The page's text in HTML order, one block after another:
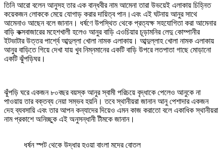
তিনি আরো বলেন আনুসহ তার এক বান্ধবীর নাম আমেনা তারা উভয়েই এলাকায় চিহ্নিত
কয়েকজন লোককে মেয়ে যোগাড় করার দায়িত্ব পান।এবং এই ঘটনায় আনুর সাথে
আমেনাও আছেন বলে জানান। ধর্ষণে উপস্থিত থেকে প্রত্যক্ষ সহযোগিতা করা আমেনার
বাড়ি কক্সবাজারের মহেশখালী হলেও আনুর বাড়ি এওচিয়ার চূড়ামনির লেদু কোম্পানীর
ইটভাটার উত্তর পার্শ্বে আব্দুল্লা খোলা নামক এলাকায়। আব্দুল্লাহ খোলা নামক এলাকায়
আনুর বাড়িতে গিয়ে দেখা যায় খুব নিম্নমানের একটি বাড়ি উপরে লতপাতা গাছে মোড়ানো
একটি ঝুঁপড়িঘর।
ঝুঁপড়ি ঘরে একজন ৮০বছর বয়স্ক আনুর স্বামী পরিচয়ে বৃদ্ধাকে পেলেও আনুকে না
পাওয়ায় তার বক্তব্য নেয়া সম্ভব হয়নি। তবে স্থানীয়রা জানান আনু পেশাদার একজন
দেহ ব্যবসায়ি এবং তার আপন কন্যাদের দিয়েও এমন কাজ করাতো বলে একাধিক স্থানীয়রা
নাম প্রকাশে অনিচ্ছুক এই অনুসন্ধানী টীমকে জানান।
ধর্ষন স্পট থেকে উদ্ধার হওয়া বাংলা মদের বোতল